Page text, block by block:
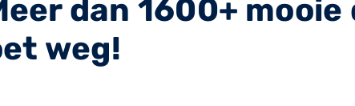
dan 1600+
weg!